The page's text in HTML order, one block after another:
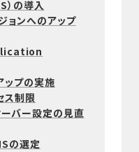
）の導入
ョンへのアップ
ップの実施
ス制限
ーバー設定の見直
の選定